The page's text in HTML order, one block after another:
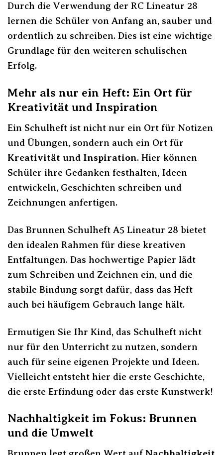
Durch die Verwendung der RC Lineatur 28
lernen die Schüler von Anfang an, sauber und
ordentlich zu schreiben. Dies ist eine wichtige
Grundlage für den weiteren schulischen
Erfolg.
Mehr als nur ein Heft: Ein Ort für
Kreativität und Inspiration
Ein Schulheft ist nicht nur ein Ort für Notizen
und Übungen, sondern auch ein Ort für
Kreativität und Inspiration. Hier können
Schüler ihre Gedanken festhalten, Ideen
entwickeln, Geschichten schreiben und
Zeichnungen anfertigen.
Das Brunnen Schulheft A5 Lineatur 28 bietet
den idealen Rahmen für diese kreativen
Entfaltungen. Das hochwertige Papier lädt
zum Schreiben und Zeichnen ein, und die
stabile Bindung sorgt dafür, dass das Heft
auch bei häufigem Gebrauch lange hält.
Ermutigen Sie Ihr Kind, das Schulheft nicht
nur für den Unterricht zu nutzen, sondern
auch für seine eigenen Projekte und Ideen.
Vielleicht entsteht hier die erste Geschichte,
die erste Erfindung oder das erste Kunstwerk!
Nachhaltigkeit im Fokus: Brunnen
und die Umwelt